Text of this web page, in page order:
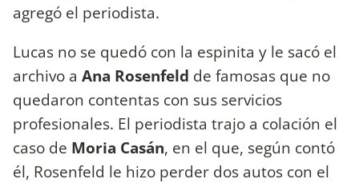
agregó el periodista.
Lucas no se quedó con la espinita y le sacó el
archivo a Ana Rosenfeld de famosas que no
quedaron contentas con sus servicios
profesionales. El periodista trajo a colación el
caso de Moria Casán, en el que, según contó
él, Rosenfeld le hizo perder dos autos con el